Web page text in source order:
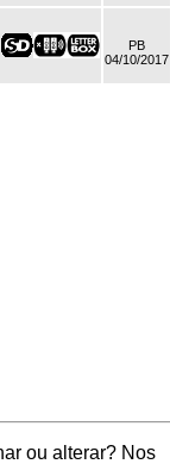
PB
04/10/2017
ou alterar? Nos